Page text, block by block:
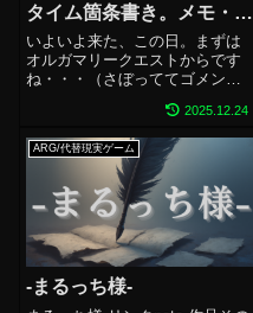
タイム箇条書き。メモ・考
察・頭の整理などなどに使
用した履歴。
いよいよ来た、この日。まずは
オルガマリークエストからです
ね・・・（さぼっててゴメン
謎。でも確かにそう。「何故、
ホームズはカルデアス側の召喚
に応じたのか？」→たしかに。
ほんとそうだ。考えられること
はやっぱ謎とき？カル...
2025.12.24
ARG/代替現実ゲーム
-まるっち様-